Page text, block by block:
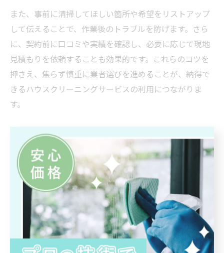
また、事前に清掃してほしい箇所や希望をリストアップ
して伝えることで、作業後のトラブルを防げます。さら
に、契約前に口コミや実績を確認し、必要に応じて現地
見積もりを依頼することも効果的です。これらのコツを
押さえ、焦らず慎重に業者選びを進めることが、納得で
きるハウスクリーニングサービスの利用につながりま
す。
依頼方法で変わるハウスクリーニ
ングの活用術
ハウスクリーニング依頼方法の違いと選び方
ハウスクリーニングの依頼方法には、電話やメール、ウ
ェブサイトのフォーム、さらには専用アプリなど多様な